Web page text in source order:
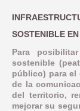
SOSTENIBLE
Para
sostenible
público) para el
de la
del territorio,
mejorar su